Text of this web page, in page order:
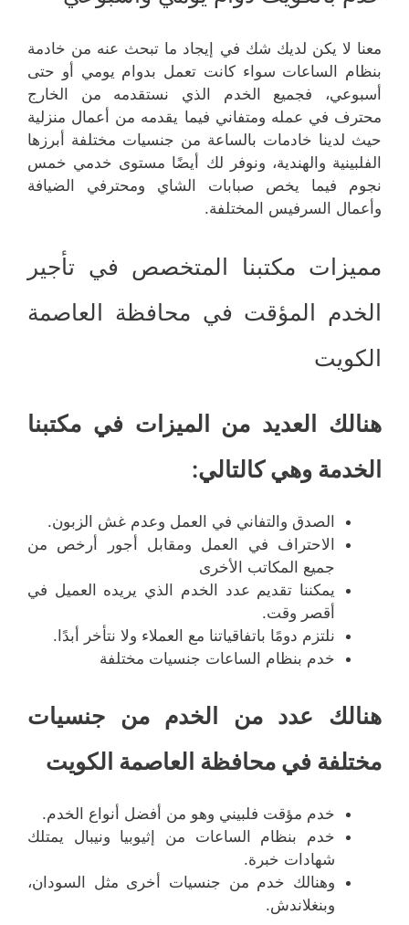
معنا لا يكن لديك شك في إيجاد ما تبحث عنه من خادمة
بنظام الساعات سواء كانت تعمل بدوام يومي أو حتى
أسبوعي، فجميع الخدم الذي نستقدمه من الخارج
محترف في عمله ومتفاني فيما يقدمه من أعمال منزلية
حيث لدينا خادمات بالساعة من جنسيات مختلفة أبرزها
الفلبينية والهندية، ونوفر لك أيضًا مستوى خدمي خمس
نجوم فيما يخص صبابات الشاي ومحترفي الضيافة
وأعمال السرفيس المختلفة.
مميزات مكتبنا المتخصص في تأجير
الخدم المؤقت في محافظة العاصمة
الكويت
هنالك العديد من الميزات في مكتبنا
الخدمة وهي كالتالي:
الصدق والتفاني في العمل وعدم غش الزبون.
الاحتراف في العمل ومقابل أجور أرخص من
جميع المكاتب الأخرى
يمكننا تقديم عدد الخدم الذي يريده العميل في
أقصر وقت.
نلتزم دومًا باتفاقياتنا مع العملاء ولا نتأخر أبدًا.
خدم بنظام الساعات جنسيات مختلفة
هنالك عدد من الخدم من جنسيات
مختلفة في محافظة العاصمة الكويت
خدم مؤقت فلبيني وهو من أفضل أنواع الخدم.
خدم بنظام الساعات من إثيوبيا ونيبال يمتلك
شهادات خبرة.
وهنالك خدم من جنسيات أخرى مثل السودان،
وبنغلاندش.